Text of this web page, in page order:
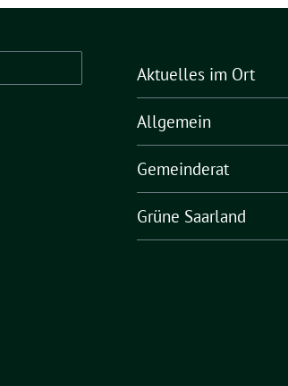
Aktuelles im Ort
Allgemein
Gemeinderat
Grüne Saarland